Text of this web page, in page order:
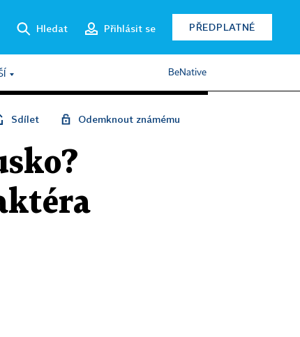
Hledat Přihlásit se PŘEDPLATNÉ
BeNative
Sdílet Odemknout známému